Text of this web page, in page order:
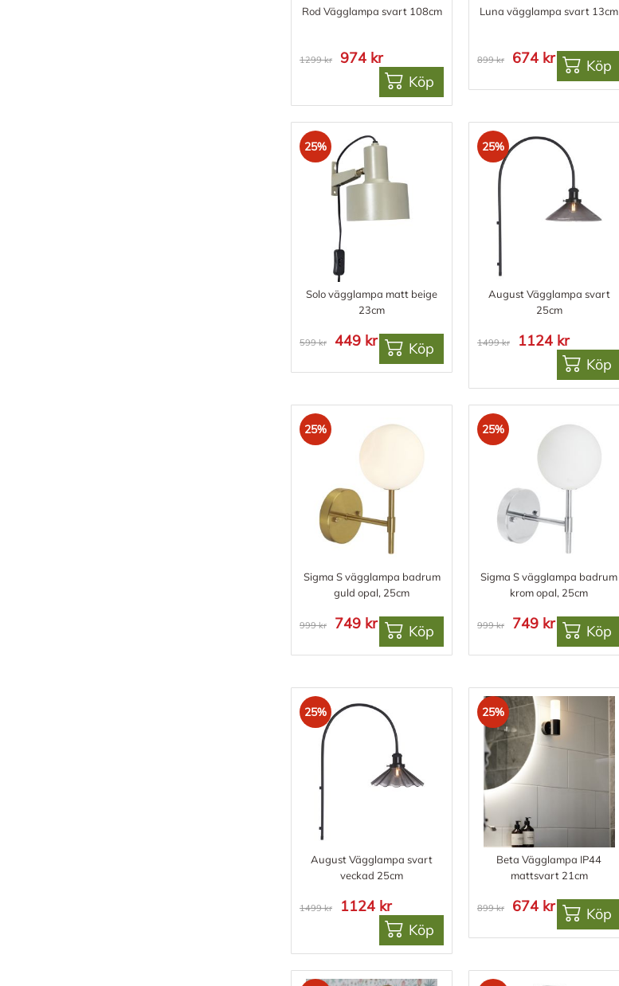
Rod Vägglampa svart 108cm
1299 kr
974 kr
Köp
Luna vägglampa svart 13cm
899 kr 674 kr Köp
25%
Solo vägglampa matt beige
23cm
599 kr 449 kr Köp
25%
August Vägglampa svart
25cm
1499 kr
1124 kr
Köp
25%
Sigma S vägglampa badrum
guld opal, 25cm
999 kr 749 kr Köp
25%
Sigma S vägglampa badrum
krom opal, 25cm
999 kr 749 kr Köp
25%
August Vägglampa svart
veckad 25cm
1499 kr
1124 kr
Köp
25%
Beta Vägglampa IP44
mattsvart 21cm
899 kr 674 kr Köp